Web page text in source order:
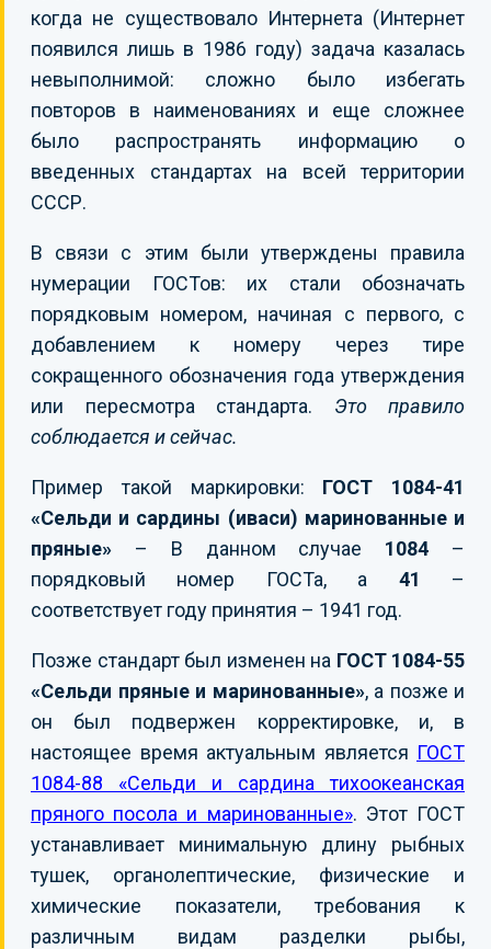
когда не существовало Интернета (Интернет
появился лишь в 1986 году) задача казалась
невыполнимой: сложно было избегать
повторов в наименованиях и еще сложнее
было распространять информацию о
введенных стандартах на всей территории
СССР.
В связи с этим были утверждены правила
нумерации ГОСТов: их стали обозначать
порядковым номером, начиная с первого, с
добавлением к номеру через тире
сокращенного обозначения года утверждения
или пересмотра стандарта. Это правило
соблюдается и сейчас.
Пример такой маркировки: ГОСТ 1084-41
«Сельди и сардины (иваси) маринованные и
пряные» – В данном случае 1084 –
порядковый номер ГОСТа, а 41
–
соответствует году принятия – 1941 год.
Позже стандарт был изменен на ГОСТ 1084-55
«Сельди пряные и маринованные», а позже и
он был подвержен корректировке, и, в
настоящее время актуальным является ГОСТ
1084-88 «Сельди и сардина тихоокеанская
пряного посола и маринованные». Этот ГОСТ
устанавливает минимальную длину рыбных
тушек, органолептические, физические и
химические показатели, требования к
различным видам разделки рыбы,